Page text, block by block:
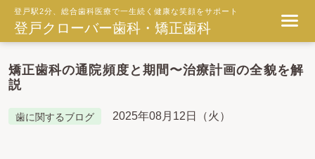
登戸駅2分、総合歯科医療で一生続く健康な笑顔をサポート
登戸クローバー歯科・矯正歯科
矯正歯科の通院頻度と期間〜治療計画の全貌を解
説
歯に関するブログ 2025年08月12日（火）